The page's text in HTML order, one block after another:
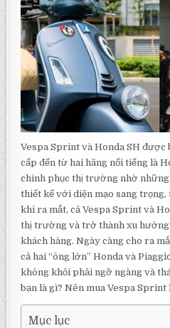
Vespa Sprint và Honda SH được
cấp đến từ hai hãng nổi tiếng là
chinh phục thị trường nhờ
thiết kế với diện mạo sang
khi ra mắt, cả Vespa Sprint và
thị trường và trở thành xu hướng
khách hàng. Ngày càng cho ra
cả hai “ông lớn” Honda và
không khỏi phải ngỡ ngàng và
bạn là gì? Nên mua Vespa Sprint
Mục lục